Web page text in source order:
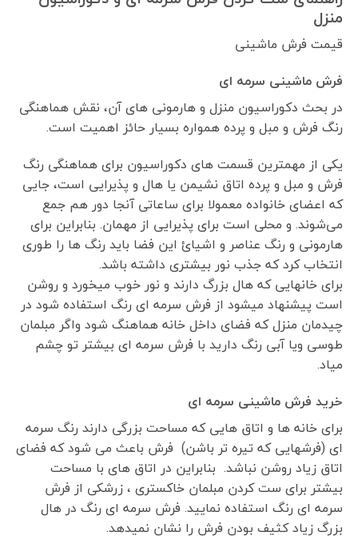
منزل
قیمت فرش ماشینی
فرش ماشینی سرمه ای
در بحث دکوراسیون منزل و هارمونی های آن، نقش هماهنگی
رنگ فرش و مبل و پرده همواره بسیار حائز اهمیت است.
یکی از مهمترین قسمت های دکوراسیون برای هماهنگی رنگ
فرش و مبل و پرده اتاق نشیمن یا هال و پذیرایی است، جایی
که اعضای خانواده معمولا برای ساعاتی آنجا دور هم جمع
می‌شوند. و محلی است برای پذیرایی از مهمان. بنابراین برای
هارمونی و رنگ عناصر و اشیائ این فضا باید رنگ ها را طوری
انتخاب کرد که جذب نور بیشتری داشته باشد.
برای خانهایی که هال بزرگ دارند و نور خوب میخورد و روشن
است پیشنهاد میشود از فرش سرمه ای رنگ استفاده شود در
چیدمان منزل که فضای داخل خانه هماهنگ شود واگر مبلمان
طوسی ویا آبی رنگ دارید با فرش سرمه ای بیشتر تو چشم
میاد.
خرید فرش ماشینی سرمه ای
برای خانه ها و اتاق هایی که مساحت بزرگی دارند رنگ سرمه
ای (فرشهایی که تیره تر باشن) فرش باعث می شود که فضای
اتاق زیاد روشن نباشد. بنابراین در اتاق های با مساحت
بیشتر برای ست کردن مبلمان خاکستری ، زرشکی از فرش
سرمه ای رنگ استفاده نمایید. فرش سرمه ای رنگ در هال
بزرگ زیاد کثیف بودن فرش را نشان نمیدهد.